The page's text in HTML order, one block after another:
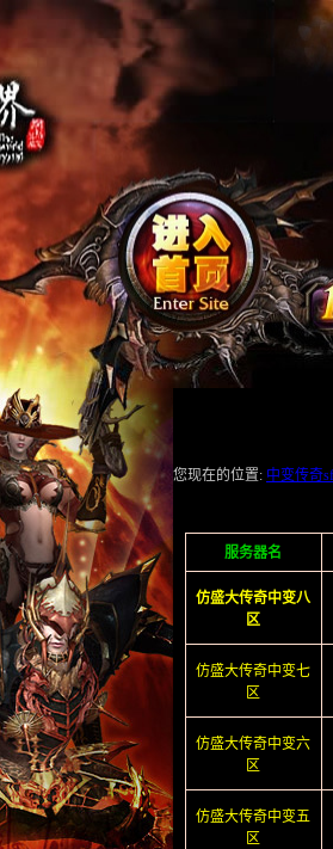
您现在的位置: 中变传奇
服务器名
仿盛大传奇中变八
区
仿盛大传奇中变七
区
仿盛大传奇中变六
区
仿盛大传奇中变五
区